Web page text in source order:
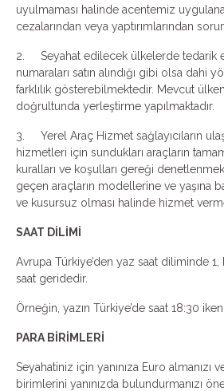
uyulmaması halinde acentemiz
cezalarından veya yaptırımlarından
2. Seyahat edilecek ülkelerde tedarik
numaraları satın alındığı gibi olsa dahi
farklılık gösterebilmektedir. Mevcut
doğrultunda yerleştirme yapılmaktadır.
3. Yerel Araç Hizmet sağlayıcıların
hizmetleri için sundukları araçların
kuralları ve koşulları gereği
geçen araçların modellerine ve yaşına
ve kusursuz olması halinde hizmet
SAAT DİLİMİ
Avrupa Türkiye’den yaz saat diliminde 1,
saat geridedir.
Örneğin, yazın Türkiye’de saat 18:30 iken
PARA BİRİMLERİ
Seyahatiniz için yanınıza Euro almanızı
birimlerini yanınızda bulundurmanızı